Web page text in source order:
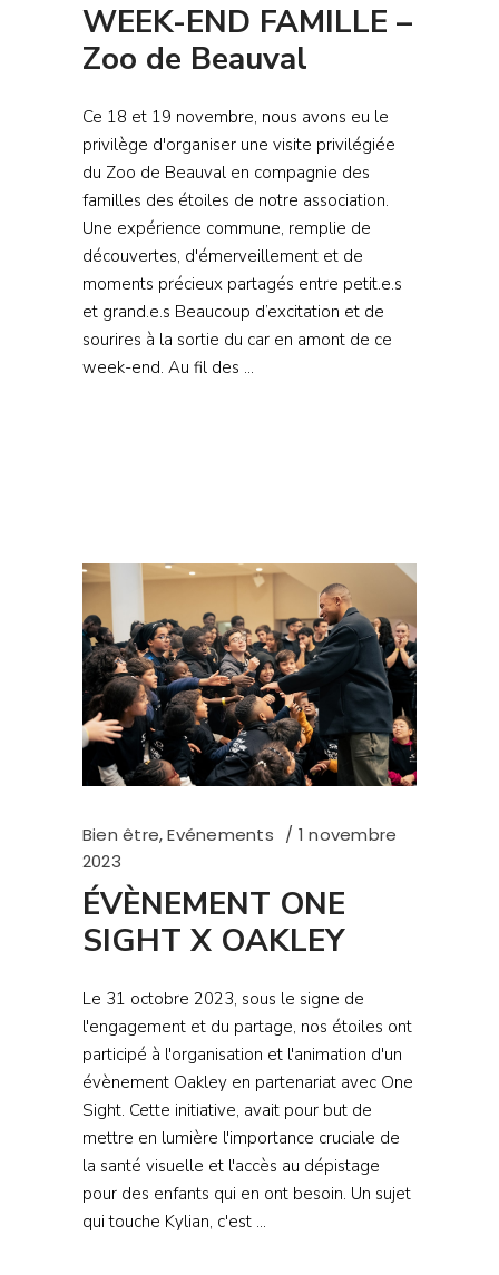
WEEK-END FAMILLE –
Zoo de Beauval
Ce 18 et 19 novembre, nous avons eu le
privilège d'organiser une visite privilégiée
du Zoo de Beauval en compagnie des
familles des étoiles de notre association.
Une expérience commune, remplie de
découvertes, d'émerveillement et de
moments précieux partagés entre petit.e.s
et grand.e.s Beaucoup d’excitation et de
sourires à la sortie du car en amont de ce
week-end. Au fil des
Bien être,Evénements
1 novembre
2023
ÉVÈNEMENT ONE
SIGHT X OAKLEY
Le 31 octobre 2023, sous le signe de
l'engagement et du partage, nos étoiles ont
participé à l'organisation et l'animation d'un
évènement Oakley en partenariat avec One
Sight. Cette initiative, avait pour but de
mettre en lumière l'importance cruciale de
la santé visuelle et l'accès au dépistage
pour des enfants qui en ont besoin. Un sujet
qui touche Kylian, c'est